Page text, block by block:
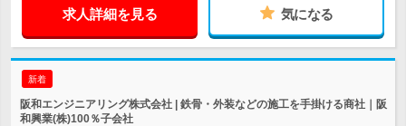
求人詳細を見る 気になる
新着
阪和エンジニアリング株式会社 | 鉄骨・外装などの施工を手掛ける商社｜阪
和興業(株)100％子会社